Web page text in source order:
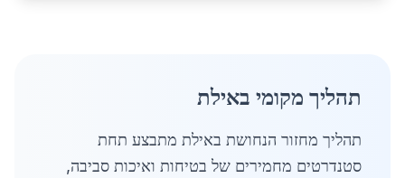
תהליך מקומי באילת
תהליך מחזור הנחושת באילת מתבצע תחת
סטנדרטים מחמירים של בטיחות ואיכות סביבה,